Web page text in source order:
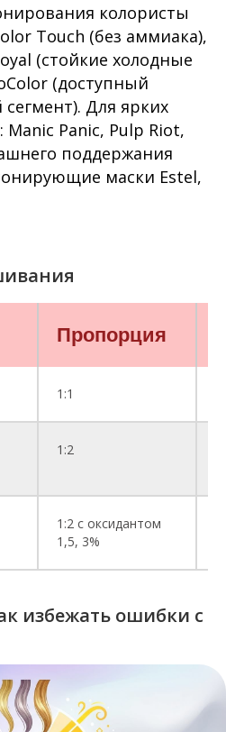
колористы
Touch (без аммиака),
(стойкие холодные
(доступный
Для ярких
Panic, Pulp Riot,
поддержания
маски Estel,
Пропорция
1:1
1:2
1:2 с оксидантом
1,5, 3%
избежать ошибки с